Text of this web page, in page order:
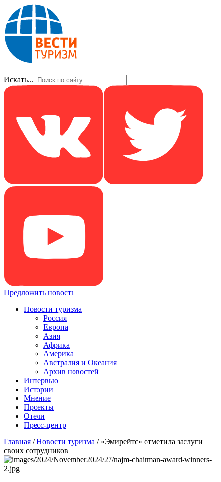
Искать...
Предложить новость
Новости туризма
Россия
Европа
Азия
Африка
Америка
Австралия и Океания
Архив новостей
Интервью
Истории
Мнение
Проекты
Отели
Пресс-центр
Главная /Новости туризма / «Эмирейтс» отметила заслуги
своих сотрудников